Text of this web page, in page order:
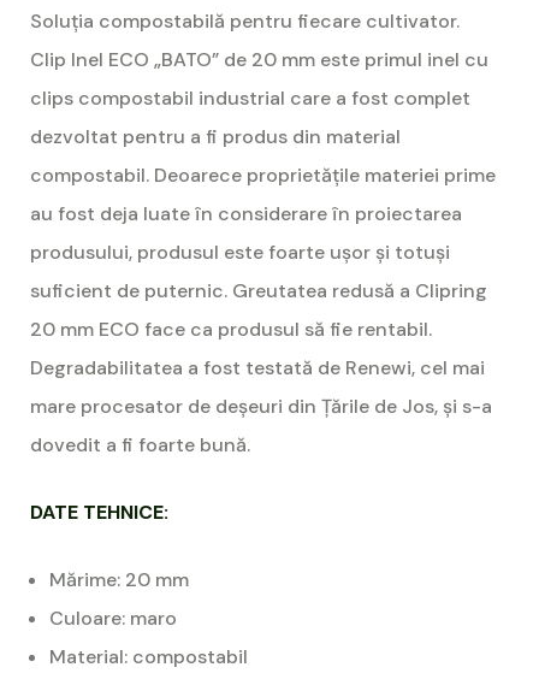
Soluția compostabilă pentru fiecare cultivator.
Clip Inel ECO „BATO” de 20 mm este primul inel cu
clips compostabil industrial care a fost complet
dezvoltat pentru a fi produs din material
compostabil. Deoarece proprietățile materiei prime
au fost deja luate în considerare în proiectarea
produsului, produsul este foarte ușor și totuși
suficient de puternic. Greutatea redusă a Clipring
20 mm ECO face ca produsul să fie rentabil.
Degradabilitatea a fost testată de Renewi, cel mai
mare procesator de deșeuri din Țările de Jos, și s-a
dovedit a fi foarte bună.
DATE TEHNICE:
Mărime: 20 mm
Culoare: maro
Material: compostabil